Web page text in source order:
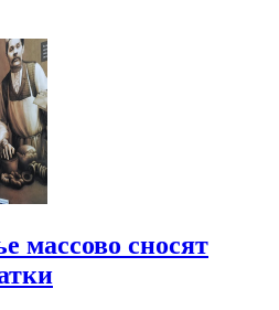
массово сносят